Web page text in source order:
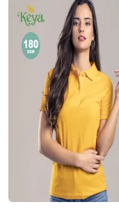
Polo de hombre azul
9.75€